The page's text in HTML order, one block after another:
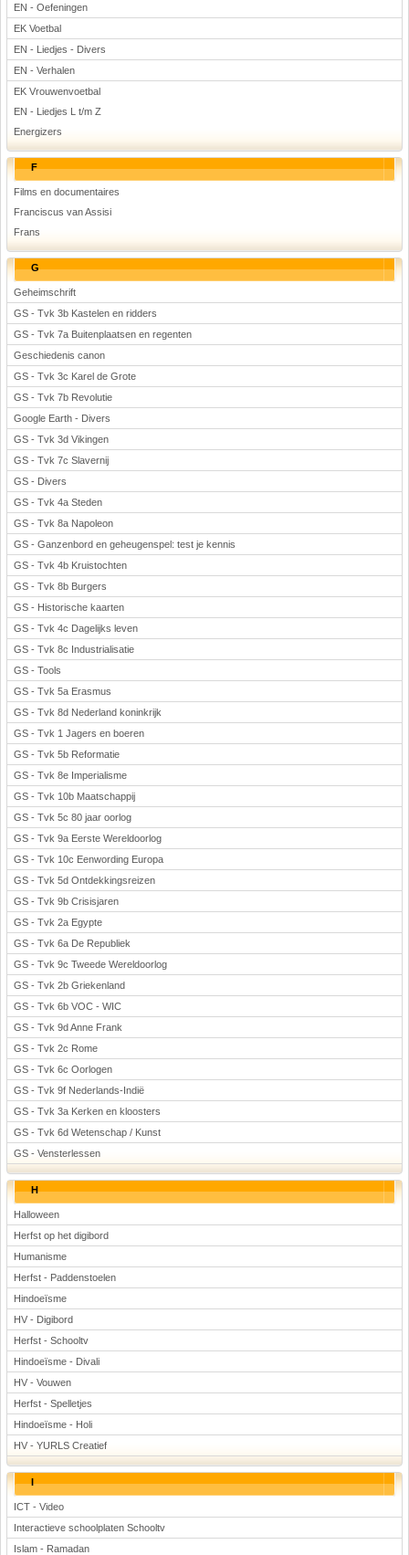
EN - Oefeningen
EK Voetbal
EN - Liedjes - Divers
EN - Verhalen
EK Vrouwenvoetbal
EN - Liedjes L t/m Z
Energizers
F
Films en documentaires
Franciscus van Assisi
Frans
G
Geheimschrift
GS - Tvk 3b Kastelen en ridders
GS - Tvk 7a Buitenplaatsen en regenten
Geschiedenis canon
GS - Tvk 3c Karel de Grote
GS - Tvk 7b Revolutie
Google Earth - Divers
GS - Tvk 3d Vikingen
GS - Tvk 7c Slavernij
GS - Divers
GS - Tvk 4a Steden
GS - Tvk 8a Napoleon
GS - Ganzenbord en geheugenspel: test je kennis
GS - Tvk 4b Kruistochten
GS - Tvk 8b Burgers
GS - Historische kaarten
GS - Tvk 4c Dagelijks leven
GS - Tvk 8c Industrialisatie
GS - Tools
GS - Tvk 5a Erasmus
GS - Tvk 8d Nederland koninkrijk
GS - Tvk 1 Jagers en boeren
GS - Tvk 5b Reformatie
GS - Tvk 8e Imperialisme
GS - Tvk 10b Maatschappij
GS - Tvk 5c 80 jaar oorlog
GS - Tvk 9a Eerste Wereldoorlog
GS - Tvk 10c Eenwording Europa
GS - Tvk 5d Ontdekkingsreizen
GS - Tvk 9b Crisisjaren
GS - Tvk 2a Egypte
GS - Tvk 6a De Republiek
GS - Tvk 9c Tweede Wereldoorlog
GS - Tvk 2b Griekenland
GS - Tvk 6b VOC - WIC
GS - Tvk 9d Anne Frank
GS - Tvk 2c Rome
GS - Tvk 6c Oorlogen
GS - Tvk 9f Nederlands-Indië
GS - Tvk 3a Kerken en kloosters
GS - Tvk 6d Wetenschap / Kunst
GS - Vensterlessen
H
Halloween
Herfst op het digibord
Humanisme
Herfst - Paddenstoelen
Hindoeïsme
HV - Digibord
Herfst - Schooltv
Hindoeïsme - Divali
HV - Vouwen
Herfst - Spelletjes
Hindoeïsme - Holi
HV - YURLS Creatief
I
ICT - Video
Interactieve schoolplaten Schooltv
Islam - Ramadan